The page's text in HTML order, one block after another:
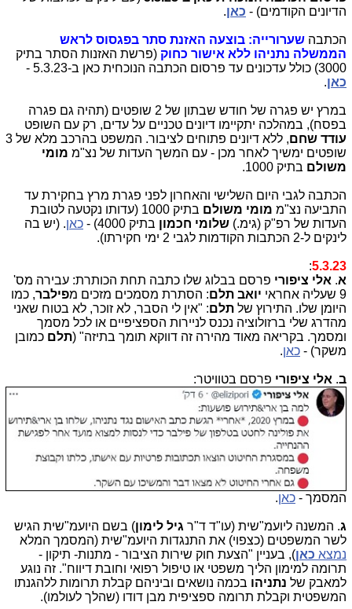
הדיונים הקודמים) - כאן.
הכתבה שערורייה: בוצעה האזנת סתר בפגסוס לראש
הממשלה נתניהו ללא אישור כחוק (פרשת האזנות הסתר בתיק
3000) כולל עדכונים עד פרסום הכתבה הנוכחית כאן ב-5.3.23 -
כאן.
במרץ יש פגרה של חודש שבתון של 2 שופטים (תהיה גם פגרה
בפסח), במהלכה יתקיימו דיונים טכניים על עדים, רק עם השופט
עודד שחם
, ללא דיונים פתוחים לציבור. המשפט בהרכב מלא של 3
שופטים ימשיך לאחר מכן - עם המשך העדות של נצ"מ מומי
משולם בתיק 1000.
הכתבה לגבי היום השלישי והאחרון לפני פגרת מרץ בחקירת עד
התביעה נצ"מ מומי משולם
בתיק 1000 (עדותו נקטעה לטובת
העדות של רפ"ק (גימ.) שלומי חכמון בתיק 4000) - כאן. (יש בה
לינקים ל-2 הכתבות הקודמות לגבי 2 ימי חקירתו).
5.3.23
:
א. אלי ציפורי פרסם בבלוג שלו כתבה תחת הכותרת: עבירה מס'
9 שעליה אחראי
יואב תלם: הסתרת מסמכים מזכים מפילבר, כמו
היומן שלו. התירוץ של תלם: "אין לי הסבר, לא זוכר, לא בטוח שאני
מהדרג שלי ברזולוציה נכנס לניירות הספציפיים או לכל מסמך
ומסמך. בקריאה מאוד מהירה זה דווקא תומך בתיזה" (תלם כמובן
משקר) - כאן.
ב. אלי ציפורי פרסם בטוויטר:
המסמך - כאן.
ג. המשנה ליועמ"שית (עו"ד ד"ר גיל לימון) בשם היועמ"שית הגיש
לשר המשפטים (כצפוי) את התנגדות היועמ"שית (המסמך המלא
נמצא כאן), בעניין "הצעת חוק שירות הציבור - מתנות- תיקון -
תרומה למימון הליך משפטי או טיפול רפואי וחובת דיווח". זה נוגע
למאבק של נתניהו בכמה נושאים וביניהם קבלת תרומות ללהגנתו
המשפטית וקבלת תרומה ספציפית מבן דודו (שהלך לעולמו).